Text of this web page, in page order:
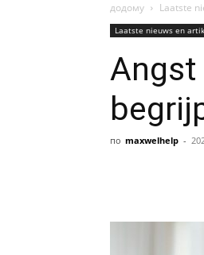
додому Laatste
Laatste nieuws en
Angst
по maxwelhelp -